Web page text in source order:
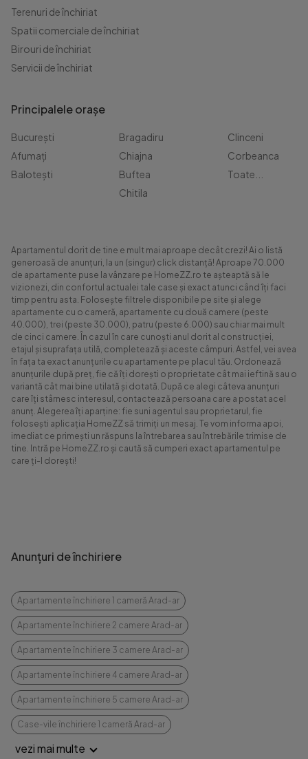
Terenuri de închiriat
Spatii comerciale de închiriat
Birouri de închiriat
Servicii de închiriat
Principalele orașe
București
Afumați
Balotești
Bragadiru
Chiajna
Buftea
Chitila
Clinceni
Corbeanca
Toate...
Apartamentul dorit de tine e mult mai aproape decât crezi! Ai o listă
generoasă de anunțuri, la un (singur) click distanță! Aproape 70.000
de apartamente puse la vânzare pe HomeZZ.ro te așteaptă să le
vizionezi, din confortul actualei tale case și exact atunci când îți faci
timp pentru asta. Folosește filtrele disponibile pe site și alege
apartamente cu o cameră, apartamente cu două camere (peste
40.000), trei (peste 30.000), patru (peste 6.000) sau chiar mai mult
de cinci camere. În cazul în care cunoști anul dorit al construcției,
etajul și suprafața utilă, completează și aceste câmpuri. Astfel, vei avea
în fața ta exact anunțurile cu apartamente pe placul tău. Ordonează
anunțurile după preț, fie că îți dorești o proprietate cât mai ieftină sau o
variantă cât mai bine utilată și dotată. După ce alegi câteva anunțuri
care îți stârnesc interesul, contactează persoana care a postat acel
anunț. Alegerea îți aparține: fie suni agentul sau proprietarul, fie
folosești aplicația HomeZZ să trimiți un mesaj. Te vom informa apoi,
imediat ce primești un răspuns la întrebarea sau întrebările trimise de
tine. Intră pe HomeZZ.ro și caută să cumperi exact apartamentul pe
care ți-l dorești!
Anunțuri de închiriere
Apartamente închiriere 1 cameră Arad-ar
Apartamente închiriere 2 camere Arad-ar
Apartamente închiriere 3 camere Arad-ar
Apartamente închiriere 4 camere Arad-ar
Apartamente închiriere 5 camere Arad-ar
Case-vile închiriere 1 cameră Arad-ar
vezi mai multe